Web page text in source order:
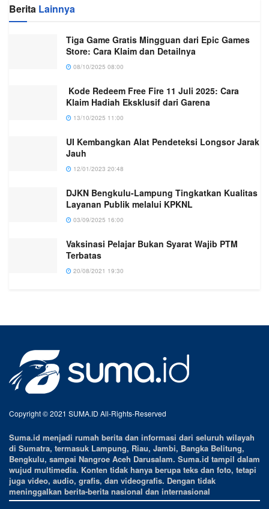
Berita Lainnya
Tiga Game Gratis Mingguan dari Epic Games
Store: Cara Klaim dan Detailnya
08/10/2025 08:00
Kode Redeem Free Fire 11 Juli 2025: Cara
Klaim Hadiah Eksklusif dari Garena
13/10/2025 11:00
UI Kembangkan Alat Pendeteksi Longsor Jarak
Jauh
12/01/2023 20:48
DJKN Bengkulu-Lampung Tingkatkan Kualitas
Layanan Publik melalui KPKNL
03/09/2025 16:00
Vaksinasi Pelajar Bukan Syarat Wajib PTM
Terbatas
20/08/2021 19:30
Copyright © 2021 SUMA.ID All-Rights-Reserved
Suma.id menjadi rumah berita dan informasi dari seluruh wilayah
di Sumatra, termasuk Lampung, Riau, Jambi, Bangka Belitung,
Bengkulu, sampai Nangroe Aceh Darusalam. Suma.id tampil dalam
wujud multimedia. Konten tidak hanya berupa teks dan foto, tetapi
juga video, audio, grafis, dan videografis. Dengan tidak
meninggalkan berita-berita nasional dan internasional